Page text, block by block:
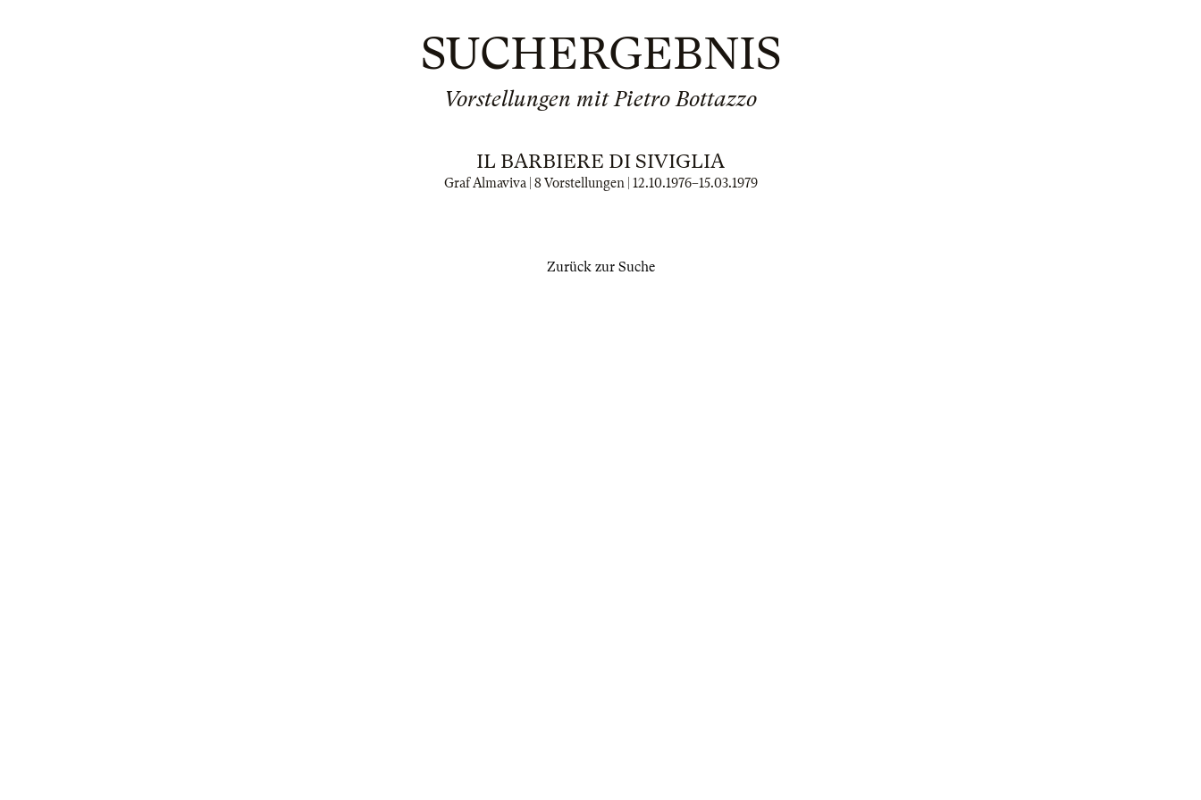
SUCHERGEBNIS
Vorstellungen mit Pietro Bottazzo
IL BARBIERE DI SIVIGLIA
Graf Almaviva | 8 Vorstellungen | 12.10.1976–15.03.1979
Zurück zur Suche